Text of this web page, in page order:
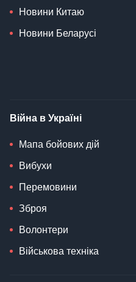
Новини Китаю
Новини Беларусі
Війна в Україні
Мапа бойових дій
Вибухи
Перемовини
Зброя
Волонтери
Військова техніка